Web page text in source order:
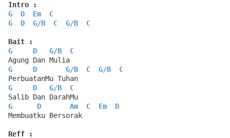
Intro :
G
D Em
C
G
D G/B C G/B C
Bait :
G
D G/B
C
Agung Dan Mulia
G
D G/B C G/B
C
PerbuatanMu Tuhan
G
D G/B
C
Salib Dan DarahMu
G
D Am C Em
D
Membuatku Bersorak
Reff :